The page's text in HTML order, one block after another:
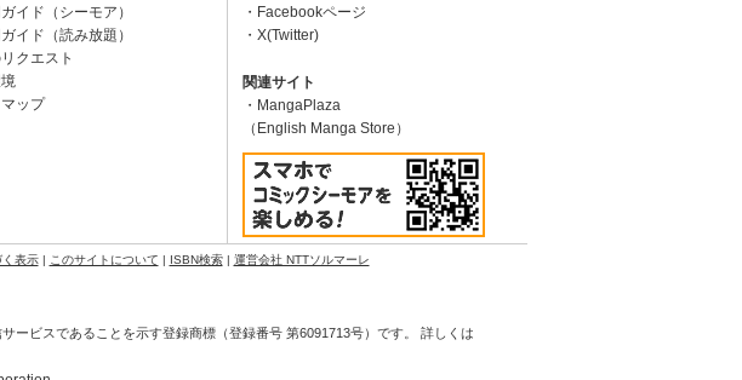
イド（シーモア）
イド（読み放題）
クエスト
ップ
Facebookページ
X(Twitter)
関連サイト
MangaPlaza
（English Manga Store）
表示| このサイトについて | ISBN検索| 運営会社 NTTソルマーレ
ービスであることを示す登録商標（登録番号 第6091713号）です。 詳しくは